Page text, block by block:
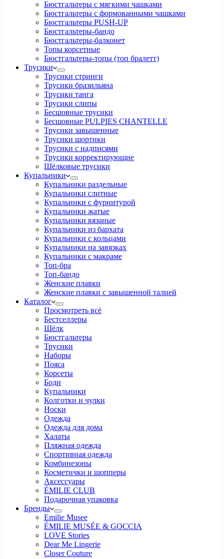
Бюстгальтеры с мягкими чашками
Бюстгальтеры с формованными чашками
Бюстгальтеры PUSH-UP
Бюстгальтеры-бандо
Бюстгальтеры-балконет
Топы корсетные
Бюстгальтеры-топы (топ бралетт)
Трусики
Трусики стринги
Трусики бразильяна
Трусики танга
Трусики слипы
Бесшовные трусики
Бесшовные PULPIES CHANTELLE
Трусики завышенные
Трусики шортики
Трусики с надписями
Трусики корректирующие
Шёлковые трусики
Купальники
Купальники раздельные
Купальники слитные
Купальники с фурнитурой
Купальники жатые
Купальники вязаные
Купальники из бархата
Купальники с кольцами
Купальники на завязках
Купальники с макраме
Топ-бра
Топ-бандо
Женские плавки
Женские плавки с завышенной талией
Каталог
Просмотреть всё
Бестселлеры
Шёлк
Бюстгальтеры
Трусики
Наборы
Пояса
Корсеты
Боди
Купальники
Колготки и чулки
Носки
Одежда
Одежда для дома
Халаты
Пляжная одежда
Спортивная одежда
Комбинезоны
Косметички и шопперы
Аксессуары
ÉMILIE CLUB
Подарочная упаковка
Бренды
Emilie Musee
ÉMILIE MUSÉE & GOCCIA
LOVE Stories
Dear Me Lingerie
Closer Couture